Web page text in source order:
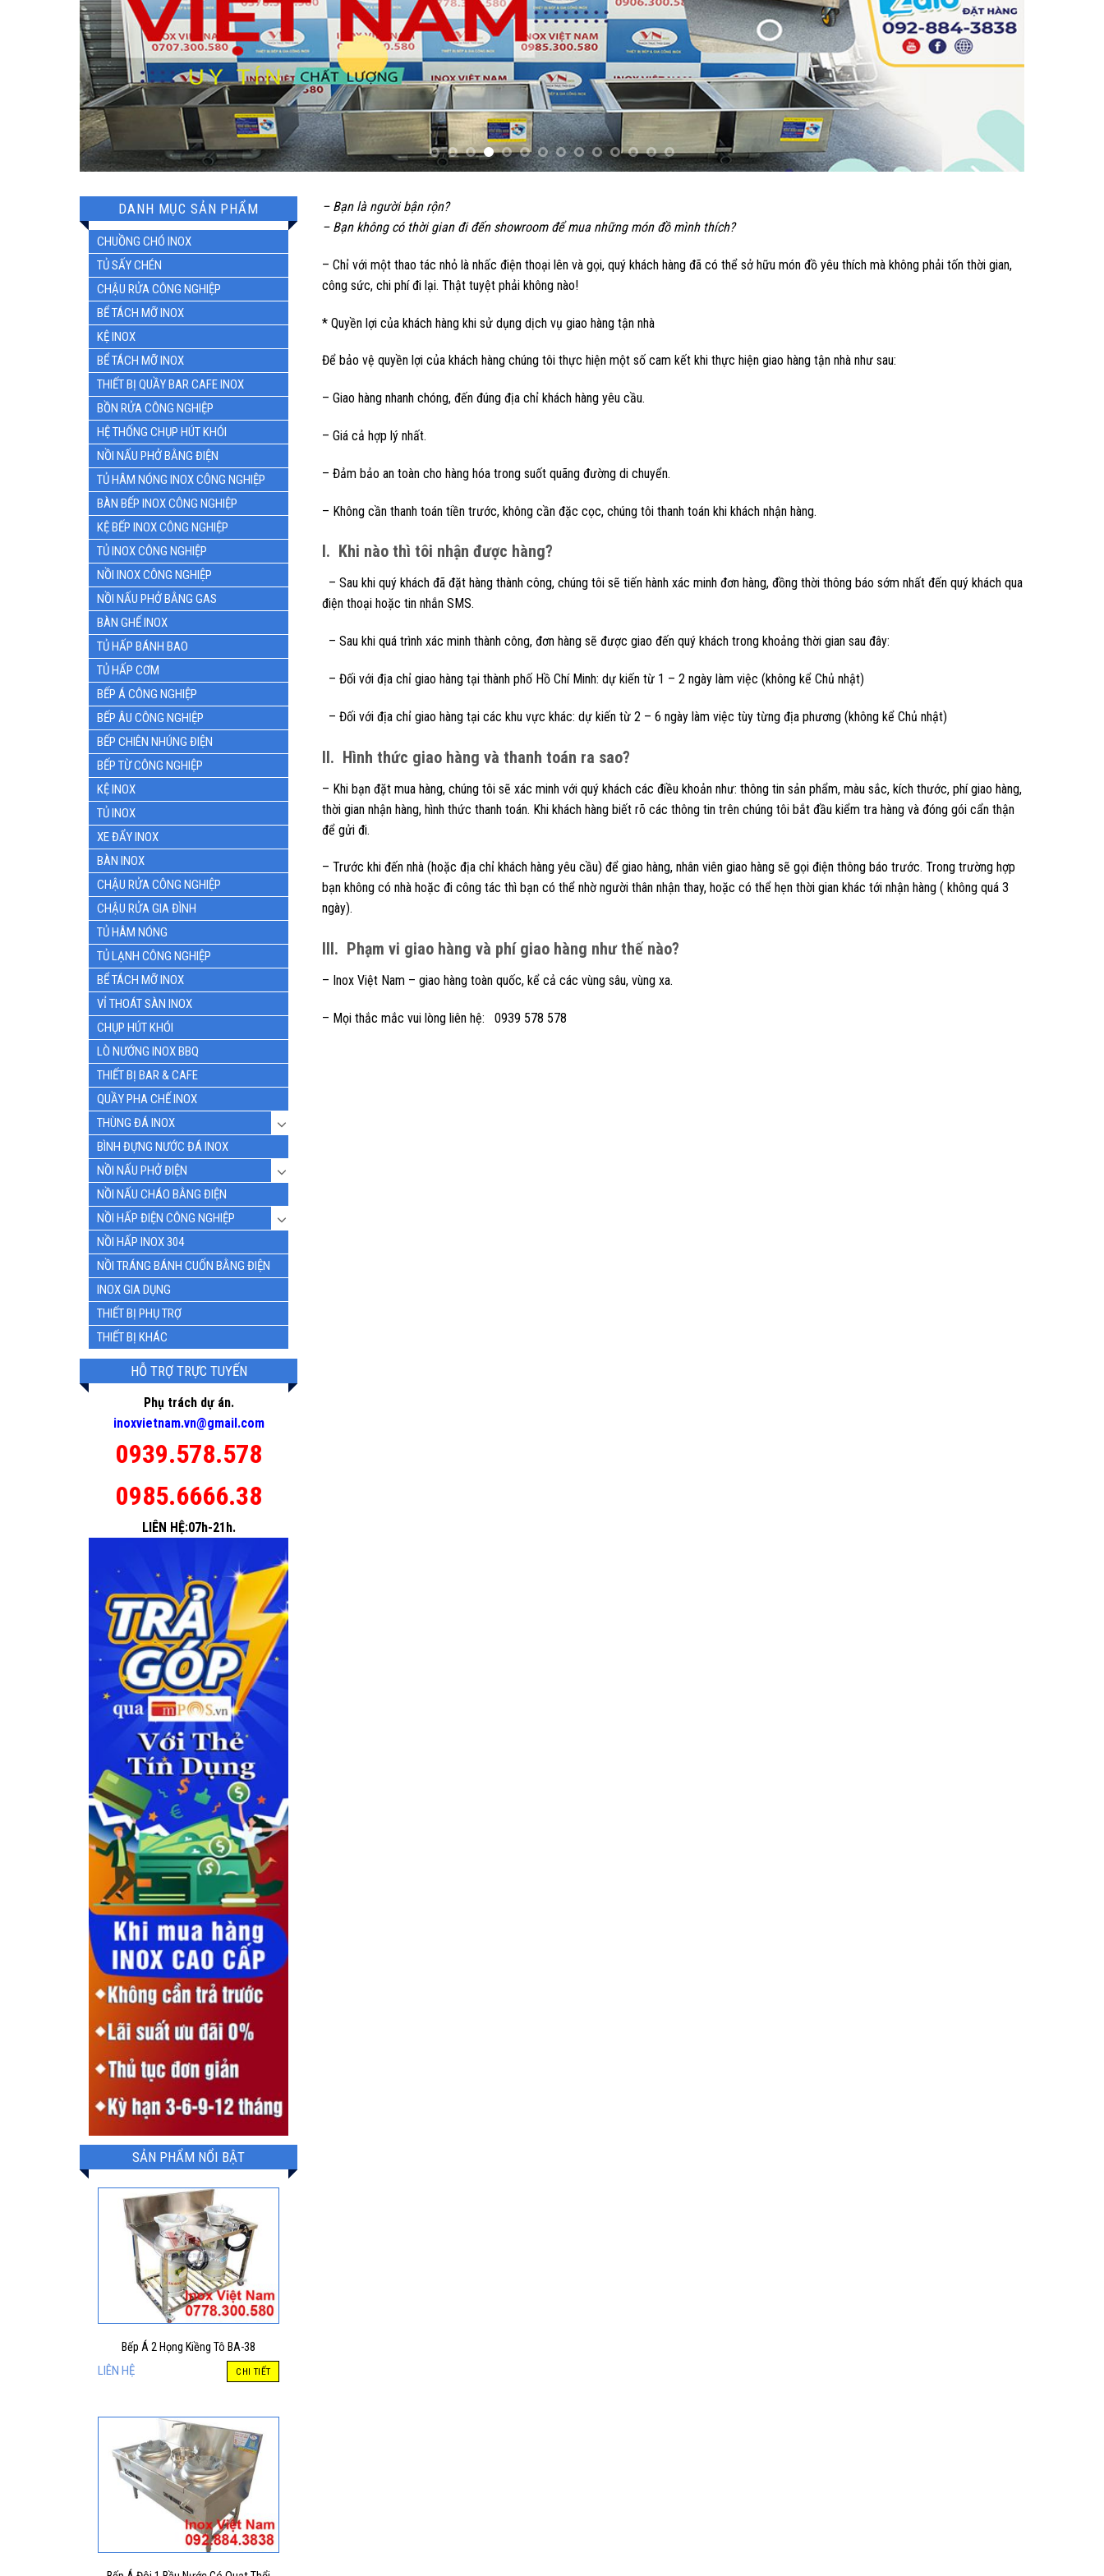
– Bạn là người bận rộn?
– Bạn không có thời gian đi đến showroom để mua những món đồ mình thích?
– Chỉ với một thao tác nhỏ là nhấc điện thoại lên và gọi, quý khách hàng đã có thể sở hữu món đồ yêu thích mà không phải tốn thời gian,
công sức, chi phí đi lại. Thật tuyệt phải không nào!
* Quyền lợi của khách hàng khi sử dụng dịch vụ giao hàng tận nhà
Để bảo vệ quyền lợi của khách hàng chúng tôi thực hiện một số cam kết khi thực hiện giao hàng tận nhà như sau:
– Giao hàng nhanh chóng, đến đúng địa chỉ khách hàng yêu cầu.
– Giá cả hợp lý nhất.
– Đảm bảo an toàn cho hàng hóa trong suốt quãng đường di chuyển.
– Không cần thanh toán tiền trước, không cần đặc cọc, chúng tôi thanh toán khi khách nhận hàng.
I. Khi nào thì tôi nhận được hàng?
– Sau khi quý khách đã đặt hàng thành công, chúng tôi sẽ tiến hành xác minh đơn hàng, đồng thời thông báo sớm nhất đến quý khách qua
điện thoại hoặc tin nhắn SMS.
– Sau khi quá trình xác minh thành công, đơn hàng sẽ được giao đến quý khách trong khoảng thời gian sau đây:
– Đối với địa chỉ giao hàng tại thành phố Hồ Chí Minh: dự kiến từ 1 – 2 ngày làm việc (không kể Chủ nhật)
– Đối với địa chỉ giao hàng tại các khu vực khác: dự kiến từ 2 – 6 ngày làm việc tùy từng địa phương (không kể Chủ nhật)
II. Hình thức giao hàng và thanh toán ra sao?
– Khi bạn đặt mua hàng, chúng tôi sẽ xác minh với quý khách các điều khoản như: thông tin sản phẩm, màu sắc, kích thước, phí giao hàng,
thời gian nhận hàng, hình thức thanh toán. Khi khách hàng biết rõ các thông tin trên chúng tôi bắt đầu kiểm tra hàng và đóng gói cẩn thận
để gửi đi.
– Trước khi đến nhà (hoặc địa chỉ khách hàng yêu cầu) để giao hàng, nhân viên giao hàng sẽ gọi điện thông báo trước. Trong trường hợp
bạn không có nhà hoặc đi công tác thì bạn có thể nhờ người thân nhận thay, hoặc có thể hẹn thời gian khác tới nhận hàng ( không quá 3
ngày).
III. Phạm vi giao hàng và phí giao hàng như thế nào?
– Inox Việt Nam – giao hàng toàn quốc, kể cả các vùng sâu, vùng xa.
– Mọi thắc mắc vui lòng liên hệ: 0939 578 578
DANH MỤC SẢN PHẨM
CHUỒNG CHÓ INOX
TỦ SẤY CHÉN
CHẬU RỬA CÔNG NGHIỆP
BỂ TÁCH MỠ INOX
KỆ INOX
BỂ TÁCH MỠ INOX
THIẾT BỊ QUẦY BAR CAFE INOX
BỒN RỬA CÔNG NGHIỆP
HỆ THỐNG CHỤP HÚT KHÓI
NỒI NẤU PHỞ BẰNG ĐIỆN
TỦ HÂM NÓNG INOX CÔNG NGHIỆP
BÀN BẾP INOX CÔNG NGHIỆP
KỆ BẾP INOX CÔNG NGHIỆP
TỦ INOX CÔNG NGHIỆP
NỒI INOX CÔNG NGHIỆP
NỒI NẤU PHỞ BẰNG GAS
BÀN GHẾ INOX
TỦ HẤP BÁNH BAO
TỦ HẤP CƠM
BẾP Á CÔNG NGHIỆP
BẾP ÂU CÔNG NGHIỆP
BẾP CHIÊN NHÚNG ĐIỆN
BẾP TỪ CÔNG NGHIỆP
KỆ INOX
TỦ INOX
XE ĐẨY INOX
BÀN INOX
CHẬU RỬA CÔNG NGHIỆP
CHẬU RỬA GIA ĐÌNH
TỦ HÂM NÓNG
TỦ LẠNH CÔNG NGHIỆP
BỂ TÁCH MỠ INOX
VỈ THOÁT SÀN INOX
CHỤP HÚT KHÓI
LÒ NƯỚNG INOX BBQ
THIẾT BỊ BAR & CAFE
QUẦY PHA CHẾ INOX
THÙNG ĐÁ INOX
BÌNH ĐỰNG NƯỚC ĐÁ INOX
NỒI NẤU PHỞ ĐIỆN
NỒI NẤU CHÁO BẰNG ĐIỆN
NỒI HẤP ĐIỆN CÔNG NGHIỆP
NỒI HẤP INOX 304
NỒI TRÁNG BÁNH CUỐN BẰNG ĐIỆN
INOX GIA DỤNG
THIẾT BỊ PHỤ TRỢ
THIẾT BỊ KHÁC
HỖ TRỢ TRỰC TUYẾN
Phụ trách dự án.
inoxvietnam.vn@gmail.com
0939.578.578
0985.6666.38
LIÊN HỆ:07h-21h.
SẢN PHẨM NỔI BẬT
Bếp Á 2 Họng Kiềng Tô BA-38
LIÊN HỆ CHI TIẾT